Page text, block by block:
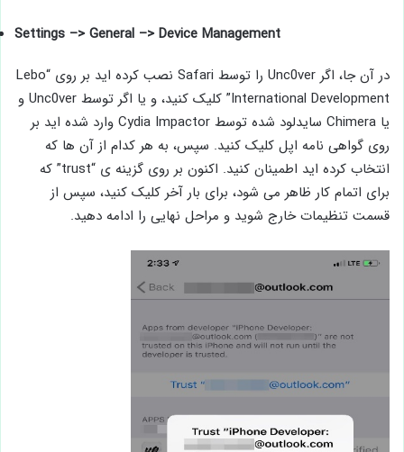
Settings –> General –> Device Management
در آن جا، اگر Unc0ver را توسط Safari نصب کرده اید بر روی “Lebo
International Development” کلیک کنید، و یا اگر توسط Unc0ver و
یا Chimera سایدلود شده توسط Cydia Impactor وارد شده اید بر
روی گواهی نامه اپل کلیک کنید. سپس، به هر کدام از آن ها که
انتخاب کرده اید اطمینان کنید. اکنون بر روی گزینه ی “trust” که
برای اتمام کار ظاهر می شود، برای بار آخر کلیک کنید، سپس از
قسمت تنظیمات خارج شوید و مراحل نهایی را ادامه دهید.